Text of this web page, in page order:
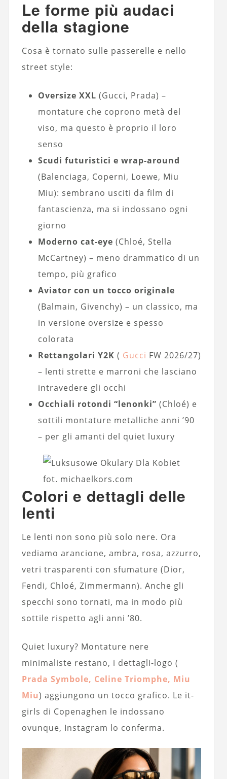
Le forme più audaci
della stagione
Cosa è tornato sulle passerelle e nello
street style:
Oversize XXL (Gucci, Prada) –
montature che coprono metà del
viso, ma questo è proprio il loro
senso
Scudi futuristici e wrap-around
(Balenciaga, Coperni, Loewe, Miu
Miu): sembrano usciti da film di
fantascienza, ma si indossano ogni
giorno
Moderno cat-eye (Chloé, Stella
McCartney) – meno drammatico di un
tempo, più grafico
Aviator con un tocco originale
(Balmain, Givenchy) – un classico, ma
in versione oversize e spesso
colorata
Rettangolari Y2K ( Gucci FW 2026/27)
– lenti strette e marroni che lasciano
intravedere gli occhi
Occhiali rotondi “lenonki” (Chloé) e
sottili montature metalliche anni ’90
– per gli amanti del quiet luxury
fot. michaelkors.com
Colori e dettagli delle
lenti
Le lenti non sono più solo nere. Ora
vediamo arancione, ambra, rosa, azzurro,
vetri trasparenti con sfumature (Dior,
Fendi, Chloé, Zimmermann). Anche gli
specchi sono tornati, ma in modo più
sottile rispetto agli anni ’80.
Quiet luxury? Montature nere
minimaliste restano, i dettagli-logo (
Prada Symbole, Celine Triomphe, Miu
Miu) aggiungono un tocco grafico. Le it-
girls di Copenaghen le indossano
ovunque, Instagram lo conferma.